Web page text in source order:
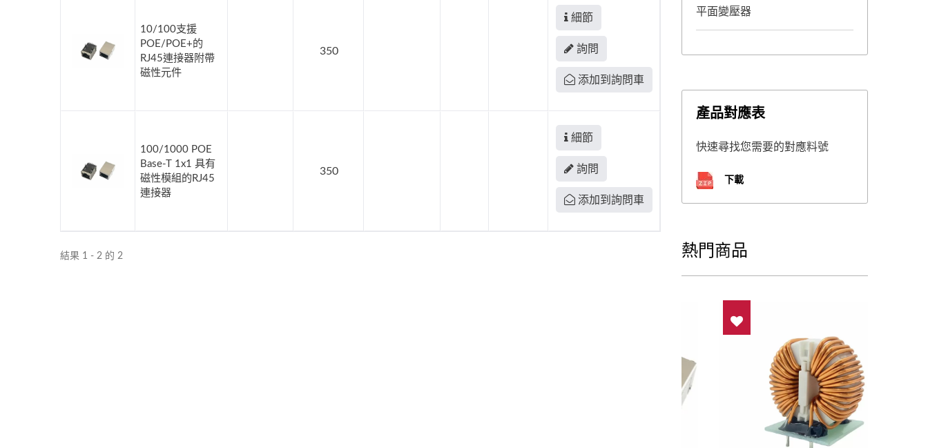
10/100支援
POE/POE+的
RJ45連接器附帶
磁性元件
350
細節
詢問
添加到詢問車
100/1000 POE
Base-T 1x1 具有
磁性模組的RJ45
連接器
350
細節
詢問
添加到詢問車
結果 1 - 2 的 2
平面變壓器
產品對應表
快速尋找您需要的對應料號
下載
熱門商品